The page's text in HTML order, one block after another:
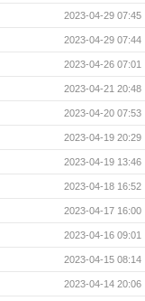
2023-04-29 07:45
2023-04-29 07:44
2023-04-26 07:01
2023-04-21 20:48
2023-04-20 07:53
2023-04-19 20:29
2023-04-19 13:46
2023-04-18 16:52
2023-04-17 16:00
2023-04-16 09:01
2023-04-15 08:14
2023-04-14 20:06